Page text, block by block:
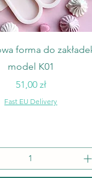
Podgląd
forma do
model K01
Cena
51,00 zł
Fast EU Delivery